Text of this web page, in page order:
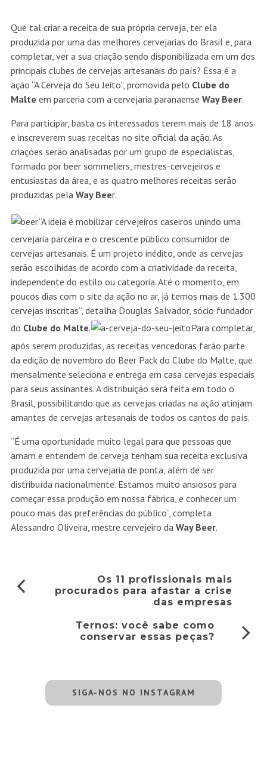
Que tal criar a receita de sua própria cerveja, ter ela
produzida por uma das melhores cervejarias do Brasil e, para
completar, ver a sua criação sendo disponibilizada em um dos
principais clubes de cervejas artesanais do país? Essa é a
ação “A Cerveja do Seu Jeito”, promovida pelo Clube do
Malte em parceria com a cervejaria paranaense Way Beer.
Para participar, basta os interessados terem mais de 18 anos
e inscreverem suas receitas no site oficial da ação. As
criações serão analisadas por um grupo de especialistas,
formado por beer sommeliers, mestres-cervejeiros e
entusiastas da área, e as quatro melhores receitas serão
produzidas pela Way Beer.
“A ideia é mobilizar cervejeiros caseiros unindo uma
cervejaria parceira e o crescente público consumidor de
cervejas artesanais. É um projeto inédito, onde as cervejas
serão escolhidas de acordo com a criatividade da receita,
independente do estilo ou categoria. Até o momento, em
poucos dias com o site da ação no ar, já temos mais de 1.300
cervejas inscritas”, detalha Douglas Salvador, sócio fundador
do Clube do Malte.
Para completar,
após serem produzidas, as receitas vencedoras farão parte
da edição de novembro do Beer Pack do Clube do Malte, que
mensalmente seleciona e entrega em casa cervejas especiais
para seus assinantes. A distribuição será feita em todo o
Brasil, possibilitando que as cervejas criadas na ação atinjam
amantes de cervejas artesanais de todos os cantos do país.
“É uma oportunidade muito legal para que pessoas que
amam e entendem de cerveja tenham sua receita exclusiva
produzida por uma cervejaria de ponta, além de ser
distribuída nacionalmente. Estamos muito ansiosos para
começar essa produção em nossa fábrica, e conhecer um
pouco mais das preferências do público”, completa
Alessandro Oliveira, mestre cervejeiro da Way Beer.
Os 11 profissionais mais
procurados para afastar a crise
das empresas
Ternos: você sabe como
conservar essas peças?
SIGA-NOS NO INSTAGRAM